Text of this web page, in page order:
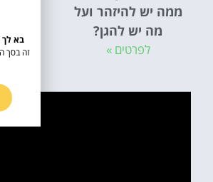
ממה יש להיזהר ועל
מה יש להגן?
לפרטים »
בא לך
זה בסך